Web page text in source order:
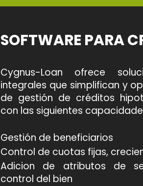
SOFTWARE PARA
Cygnus-Loan ofrece
integrales que simplifican y
de gestión de créditos
con las siguientes
Gestión de beneficiarios
Control de cuotas fijas,
Adicion de atributos de
control del bien